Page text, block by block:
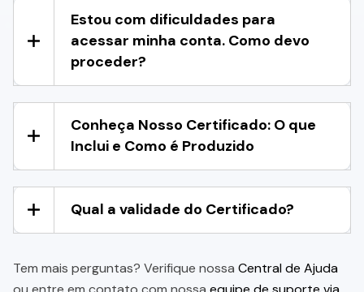
Estou com dificuldades para
acessar minha conta. Como devo
proceder?
Conheça Nosso Certificado: O que
Inclui e Como é Produzido
Qual a validade do Certificado?
Tem mais perguntas? Verifique nossa Central de Ajuda